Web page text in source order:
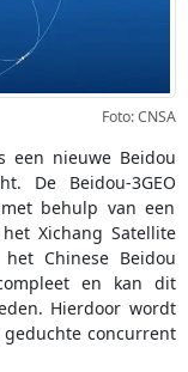
Foto: CNSA
een nieuwe Beidou
De Beidou-3GEO
behulp van een
Xichang Satellite
Chinese Beidou
en kan dit
Hierdoor wordt
geduchte concurrent